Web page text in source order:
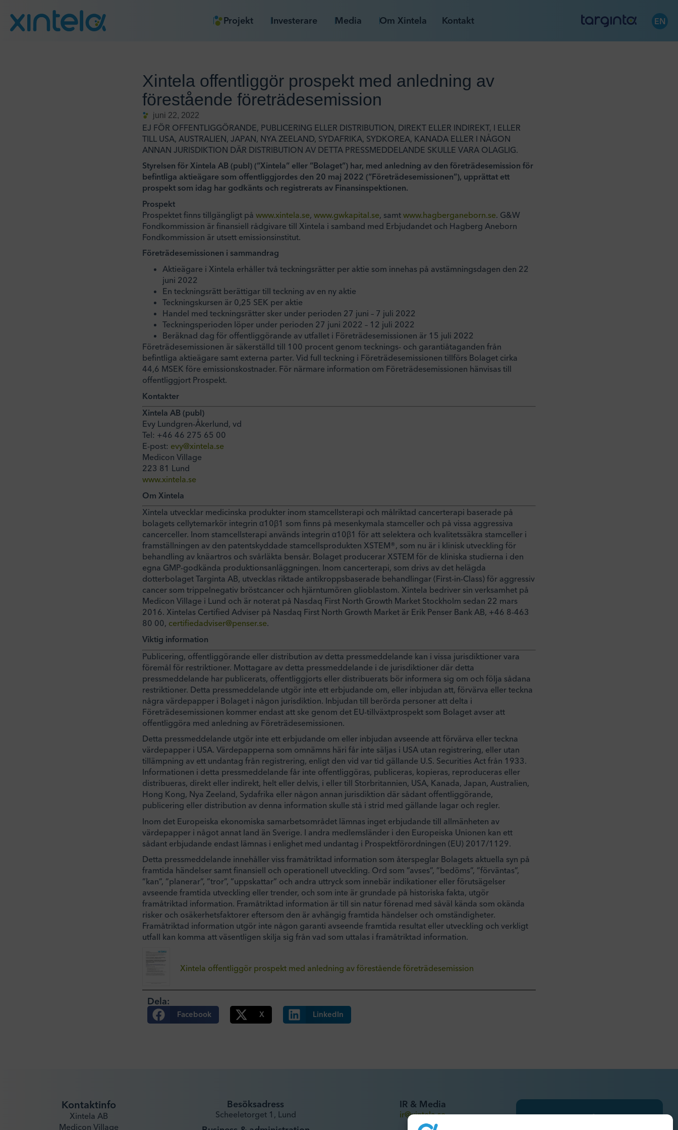
Projekt Investerare Media Om Xintela Kontakt EN
Xintela offentliggör prospekt med anledning av
förestående företrädesemission
juni 22, 2022
EJ FÖR OFFENTLIGGÖRANDE, PUBLICERING ELLER DISTRIBUTION, DIREKT ELLER INDIREKT, I ELLER
TILL USA, AUSTRALIEN, JAPAN, NYA ZEELAND, SYDAFRIKA, SYDKOREA, KANADA ELLER I NÅGON
ANNAN JURISDIKTION DÄR DISTRIBUTION AV DETTA PRESSMEDDELANDE SKULLE VARA OLAGLIG.
Styrelsen för Xintela AB (publ) (”Xintela” eller ”Bolaget”) har, med anledning av den företrädesemission för
befintliga aktieägare som offentliggjordes den 20 maj 2022 (”Företrädesemissionen”), upprättat ett
prospekt som idag har godkänts och registrerats av Finansinspektionen.
Prospekt
Prospektet finns tillgängligt på www.xintela.se, www.gwkapital.se, samt www.hagberganeborn.se. G&W
Fondkommission är finansiell rådgivare till Xintela i samband med Erbjudandet och Hagberg Aneborn
Fondkommission är utsett emissionsinstitut.
Företrädesemissionen i sammandrag
Aktieägare i Xintela erhåller två teckningsrätter per aktie som innehas på avstämningsdagen den 22
juni 2022
En teckningsrätt berättigar till teckning av en ny aktie
Teckningskursen är 0,25 SEK per aktie
Handel med teckningsrätter sker under perioden 27 juni – 7 juli 2022
Teckningsperioden löper under perioden 27 juni 2022 – 12 juli 2022
Beräknad dag för offentliggörande av utfallet i Företrädesemissionen är 15 juli 2022
Företrädesemissionen är säkerställd till 100 procent genom tecknings- och garantiåtaganden från
befintliga aktieägare samt externa parter. Vid full teckning i Företrädesemissionen tillförs Bolaget cirka
44,6 MSEK före emissionskostnader. För närmare information om Företrädesemissionen hänvisas till
offentliggjort Prospekt.
Kontakter
Xintela AB (publ)
Evy Lundgren-Åkerlund, vd
Tel: +46 46 275 65 00
E-post: evy@xintela.se
Medicon Village
223 81 Lund
www.xintela.se
Om Xintela
Xintela utvecklar medicinska produkter inom stamcellsterapi och målriktad cancerterapi baserade på
bolagets cellytemarkör integrin α10β1 som finns på mesenkymala stamceller och på vissa aggressiva
cancerceller. Inom stamcellsterapi används integrin α10β1 för att selektera och kvalitetssäkra stamceller i
framställningen av den patentskyddade stamcellsprodukten XSTEM®, som nu är i klinisk utveckling för
behandling av knäartros och svårläkta bensår. Bolaget producerar XSTEM för de kliniska studierna i den
egna GMP-godkända produktionsanläggningen. Inom cancerterapi, som drivs av det helägda
dotterbolaget Targinta AB, utvecklas riktade antikroppsbaserade behandlingar (First-in-Class) för aggressiv
cancer som trippelnegativ bröstcancer och hjärntumören glioblastom. Xintela bedriver sin verksamhet på
Medicon Village i Lund och är noterat på Nasdaq First North Growth Market Stockholm sedan 22 mars
2016. Xintelas Certified Adviser på Nasdaq First North Growth Market är Erik Penser Bank AB, +46 8-463
80 00, certifiedadviser@penser.se.
Viktig information
Publicering, offentliggörande eller distribution av detta pressmeddelande kan i vissa jurisdiktioner vara
föremål för restriktioner. Mottagare av detta pressmeddelande i de jurisdiktioner där detta
pressmeddelande har publicerats, offentliggjorts eller distribuerats bör informera sig om och följa sådana
restriktioner. Detta pressmeddelande utgör inte ett erbjudande om, eller inbjudan att, förvärva eller teckna
några värdepapper i Bolaget i någon jurisdiktion. Inbjudan till berörda personer att delta i
Företrädesemissionen kommer endast att ske genom det EU-tillväxtprospekt som Bolaget avser att
offentliggöra med anledning av Företrädesemissionen.
Detta pressmeddelande utgör inte ett erbjudande om eller inbjudan avseende att förvärva eller teckna
värdepapper i USA. Värdepapperna som omnämns häri får inte säljas i USA utan registrering, eller utan
tillämpning av ett undantag från registrering, enligt den vid var tid gällande U.S. Securities Act från 1933.
Informationen i detta pressmeddelande får inte offentliggöras, publiceras, kopieras, reproduceras eller
distribueras, direkt eller indirekt, helt eller delvis, i eller till Storbritannien, USA, Kanada, Japan, Australien,
Hong Kong, Nya Zeeland, Sydafrika eller någon annan jurisdiktion där sådant offentliggörande,
publicering eller distribution av denna information skulle stå i strid med gällande lagar och regler.
Inom det Europeiska ekonomiska samarbetsområdet lämnas inget erbjudande till allmänheten av
värdepapper i något annat land än Sverige. I andra medlemsländer i den Europeiska Unionen kan ett
sådant erbjudande endast lämnas i enlighet med undantag i Prospektförordningen (EU) 2017/1129.
Detta pressmeddelande innehåller viss framåtriktad information som återspeglar Bolagets aktuella syn på
framtida händelser samt finansiell och operationell utveckling. Ord som ”avses”, ”bedöms”, ”förväntas”,
”kan”, ”planerar”, ”tror”, ”uppskattar” och andra uttryck som innebär indikationer eller förutsägelser
avseende framtida utveckling eller trender, och som inte är grundade på historiska fakta, utgör
framåtriktad information. Framåtriktad information är till sin natur förenad med såväl kända som okända
risker och osäkerhetsfaktorer eftersom den är avhängig framtida händelser och omständigheter.
Framåtriktad information utgör inte någon garanti avseende framtida resultat eller utveckling och verkligt
utfall kan komma att väsentligen skilja sig från vad som uttalas i framåtriktad information.
Xintela offentliggör prospekt med anledning av förestående företrädesemission
Dela:
Facebook X LinkedIn
Kontaktinfo
Xintela AB
Medicon Village
Besöksadress
Scheeletorget 1, Lund
IR & Media
ir@xintela.se
Prenumerera på